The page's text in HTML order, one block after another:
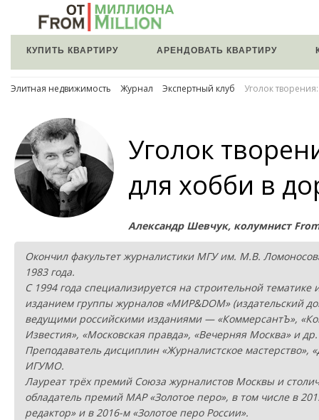
КУПИТЬ КВАРТИРУ АРЕНДОВАТЬ КВАРТИРУ
Элитная недвижимость Журнал Экспертный клуб Уголок
Уголок
для хобби в
Александр Шевчук, колумнист
Окончил факультет журналистики МГУ им. М.В.
1983 года.
С 1994 года специализируется на строительной
изданием группы журналов «МИР&DOM» (издательский
ведущими российскими изданиями — «КоммерсантЪ»,
Известия», «Московская правда», «Вечерняя Москва» и др.
Преподаватель дисциплин «Журналистское мастерство»,
ИГУМО.
Лауреат трёх премий Союза журналистов Москвы и
обладатель премий МАР «Золотое перо», в том числе в
редактор» и в 2016-м «Золотое перо России».